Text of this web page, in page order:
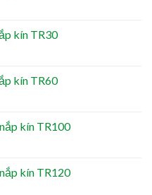
kín TR30
kín TR60
kín TR100
kín TR120